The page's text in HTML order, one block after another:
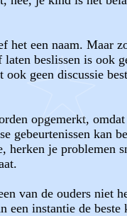
het een naam. Maar
beslissen is ook
geen discussie
opgemerkt,
gebeurtenissen kan
herken je problemen
van de ouders niet
instantie de beste